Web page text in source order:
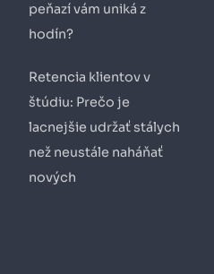
peňazí vám uniká z
hodín?
Retencia klientov v
štúdiu: Prečo je
lacnejšie udržať stálych
než neustále naháňať
nových